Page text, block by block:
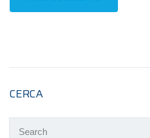
CERCA